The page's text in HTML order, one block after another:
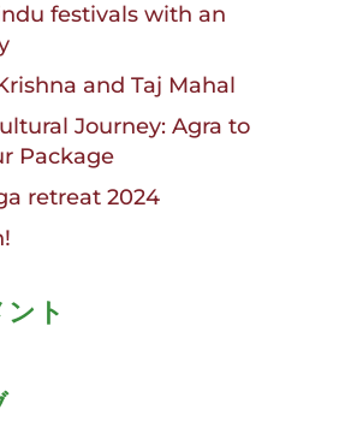
festivals with an
and Taj Mahal
Journey: Agra to
Package
retreat 2024
ト